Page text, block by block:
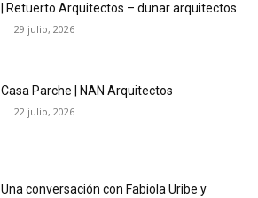
| Retuerto Arquitectos – dunar arquitectos
29 julio, 2026
Casa Parche | NAN Arquitectos
22 julio, 2026
Una conversación con Fabiola Uribe y